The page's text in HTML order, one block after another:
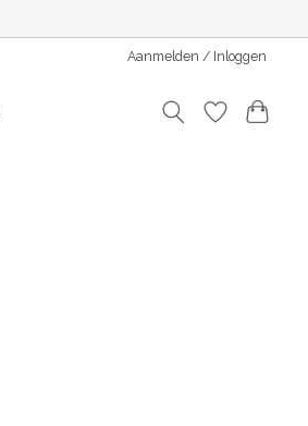
Aanmelden / Inloggen